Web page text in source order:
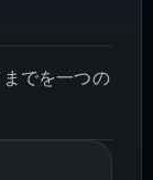
でを一つの